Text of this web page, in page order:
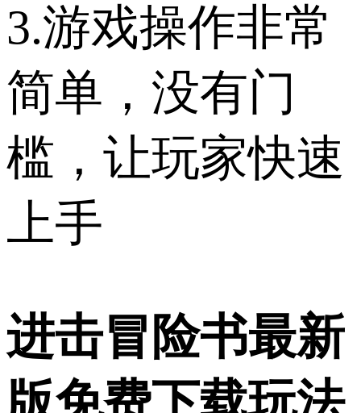
3.游戏操作非常
简单，没有门
槛，让玩家快速
上手
进击冒险书最新